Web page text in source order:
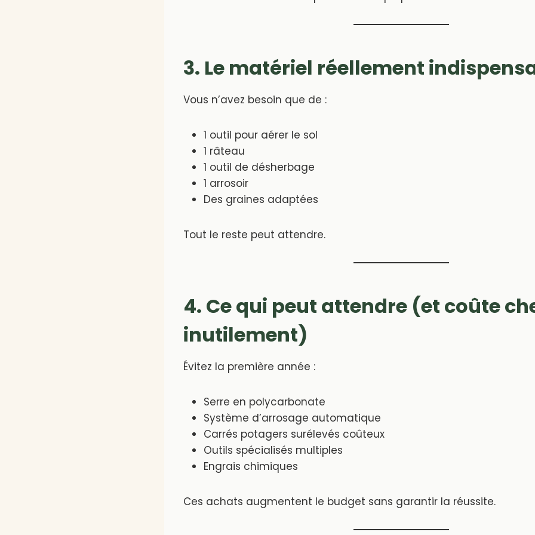
3. Le matériel réellement
Vous n’avez besoin que de :
1 outil pour aérer le sol
1 râteau
1 outil de désherbage
1 arrosoir
Des graines adaptées
Tout le reste peut attendre.
4. Ce qui peut attendre (et coûte
inutilement)
Évitez la première année :
Serre en polycarbonate
Système d’arrosage automatique
Carrés potagers surélevés coûteux
Outils spécialisés multiples
Engrais chimiques
Ces achats augmentent le budget sans garantir la réussite.